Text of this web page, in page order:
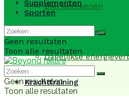
BMI berekenen
BMR berekenen
Dagelijkse
Krachttraining
Supplementen
Sporten
Geen resultaten
Toon alle resultaten
Geen resultaten
Toon alle resultaten